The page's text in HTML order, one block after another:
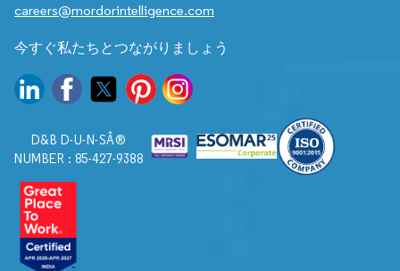
careers@mordorintelligence.com
今すぐ私たちとつながりましょう
D&B D-U-N-SÂ®
NUMBER : 85-427-9388